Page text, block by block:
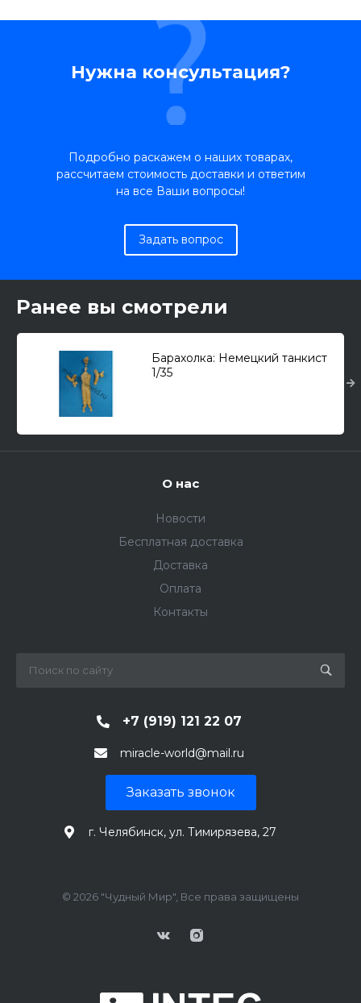
Нужна консультация?
Подробно раскажем о наших товарах,
рассчитаем стоимость доставки и ответим
на все Ваши вопросы!
Задать вопрос
Ранее вы смотрели
Барахолка: Немецкий танкист
1/35
О нас
Новости
Бесплатная доставка
Доставка
Оплата
Контакты
+7 (919) 121 22 07
miracle-world@mail.ru
Заказать звонок
г. Челябинск, ул. Тимирязева, 27
© 2026 "Чудный Мир", Все права защищены